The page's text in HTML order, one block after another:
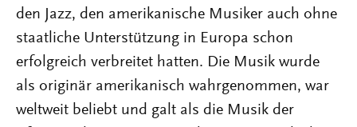
den Jazz, den amerikanische Musiker auch ohne
staatliche Unterstützung in Europa schon
erfolgreich verbreitet hatten. Die Musik wurde
als originär amerikanisch wahrgenommen, war
weltweit beliebt und galt als die Musik der